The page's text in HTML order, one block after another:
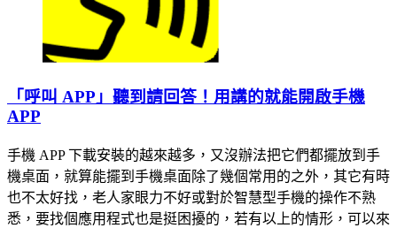
「呼叫 APP」聽到請回答！用講的就能開啟手機
APP
手機 APP 下載安裝的越來越多，又沒辦法把它們都擺放到手
機桌面，就算能擺到手機桌面除了幾個常用的之外，其它有時
也不太好找，老人家眼力不好或對於智慧型手機的操作不熟
悉，要找個應用程式也是挺困擾的，若有以上的情形，可以來